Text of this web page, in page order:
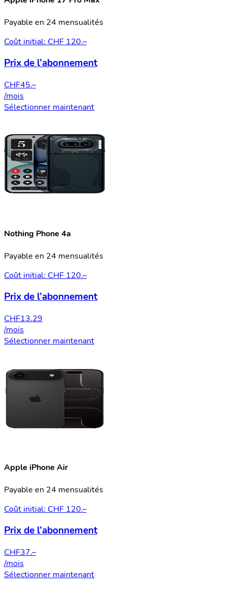
Payable en 24 mensualités
Coût initial: CHF 120.–
Prix de l’abonnement
CHF45.–
/mois
Sélectionner maintenant
Nothing Phone 4a
Payable en 24 mensualités
Coût initial: CHF 120.–
Prix de l’abonnement
CHF13.29
/mois
Sélectionner maintenant
Apple iPhone Air
Payable en 24 mensualités
Coût initial: CHF 120.–
Prix de l’abonnement
CHF37.–
/mois
Sélectionner maintenant